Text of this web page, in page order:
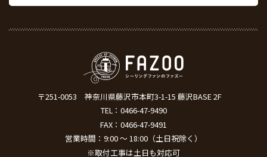
〒251-0053
神奈川県藤沢市本町3-1-15 藤沢BASE 2F
TEL： 0466-47-9490
FAX：0466-47-9491
営業時間：9:00 ～ 18:00（土日祝除く）
※取付工事は土日も対応可